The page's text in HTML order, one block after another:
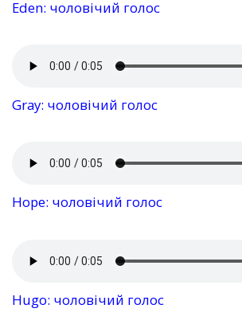
Eden: чоловічий голос
Gray: чоловічий голос
Hope: чоловічий голос
Hugo: чоловічий голос